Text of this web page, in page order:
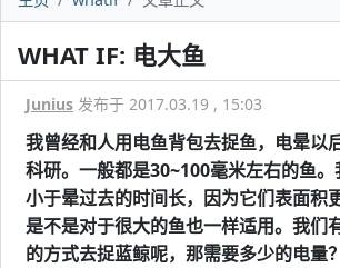
WHAT IF: 电大鱼
Junius 发布于 2017.03.19 , 15:03
我曾经和人用电鱼背包去捉鱼，电晕以
科研。一般都是30~100毫米左右的鱼
小于晕过去的时间长，因为它们表面积
是不是对于很大的鱼也一样适用。我们
的方式去捉蓝鲸呢，那需要多少的电